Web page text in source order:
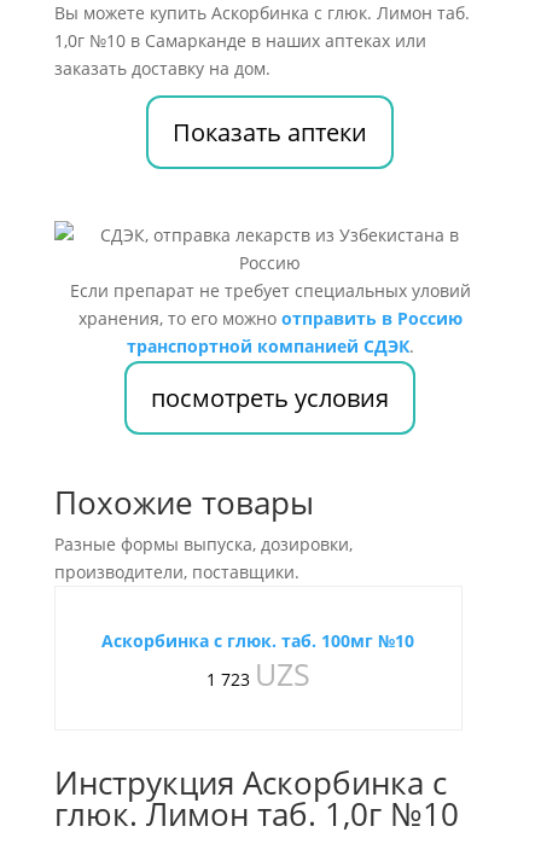
Вы можете купить Аскорбинка с глюк. Лимон таб.
1,0г №10 в Самарканде в наших аптеках или
заказать доставку на дом.
Показать аптеки
Если препарат не требует специальных уловий
хранения, то его можно отправить в Россию
транспортной компанией СДЭК.
посмотреть условия
Похожие товары
Разные формы выпуска, дозировки,
производители, поставщики.
Аскорбинка с глюк. таб. 100мг №10
1 723 UZS
Инструкция Аскорбинка с
глюк. Лимон таб. 1,0г №10